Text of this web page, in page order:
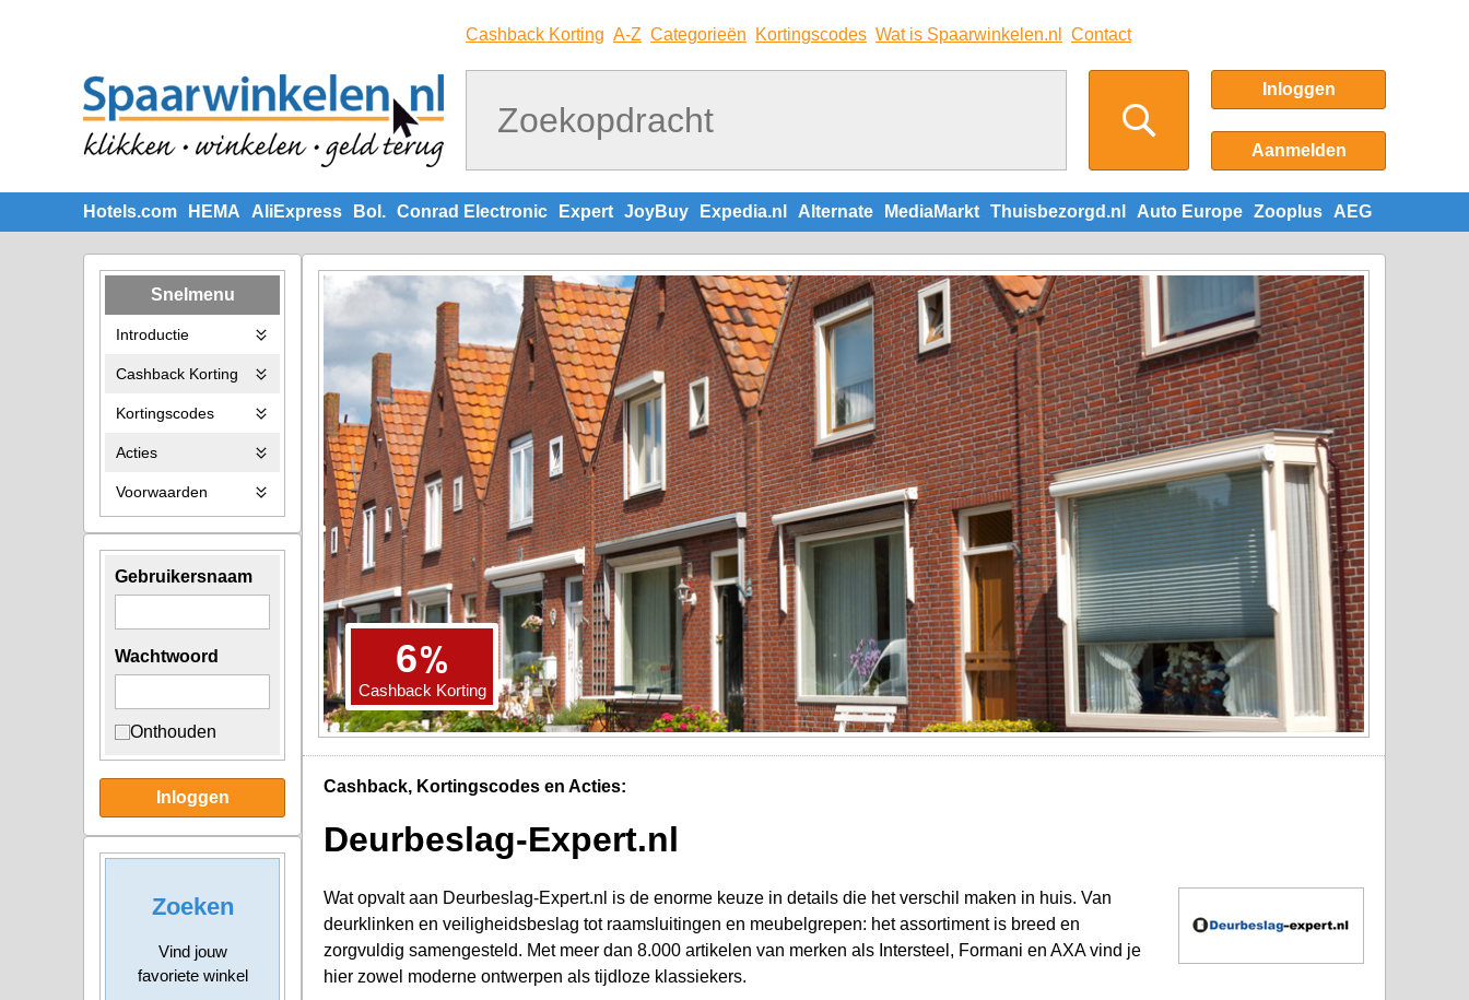
Cashback Korting A-Z Categorieën Kortingscodes Wat is Spaarwinkelen.nl Contact
Inloggen
Aanmelden
Hotels.com HEMA AliExpress Bol. Conrad Electronic Expert JoyBuy Expedia.nl Alternate MediaMarkt Thuisbezorgd.nl Auto Europe Zooplus AEG
Snelmenu
Introductie
Cashback Korting
Kortingscodes
Acties
Voorwaarden
Gebruikersnaam
Wachtwoord
Onthouden
Inloggen
Zoeken
Vind jouw
favoriete winkel
6%
Cashback Korting
Cashback, Kortingscodes en Acties:
Deurbeslag-Expert.nl
Wat opvalt aan Deurbeslag-Expert.nl is de enorme keuze in details die het verschil maken in huis. Van
deurklinken en veiligheidsbeslag tot raamsluitingen en meubelgrepen: het assortiment is breed en
zorgvuldig samengesteld. Met meer dan 8.000 artikelen van merken als Intersteel, Formani en AXA vind je
hier zowel moderne ontwerpen als tijdloze klassiekers.